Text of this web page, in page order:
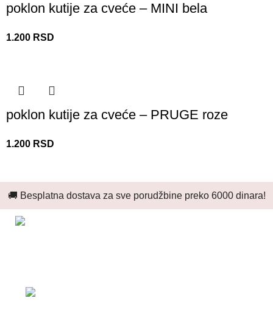
poklon kutije za cveće – MINI bela
1.200 RSD
poklon kutije za cveće – PRUGE roze
1.200 RSD
🚚 Besplatna dostava za sve porudžbine preko 6000 dinara!